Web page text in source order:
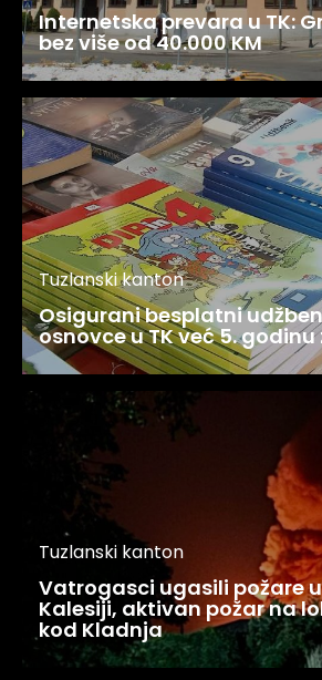
Internetska prevara u TK:
bez više od 40.000 KM
Tuzlanski kanton
Osigurani besplatni
osnovce u TK već 5.
Tuzlanski kanton
Vatrogasci ugasili požare
Kalesiji, aktivan požar na
kod Kladnja